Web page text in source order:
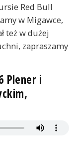
Red Bull
w Migawce,
też w dużej
zapraszamy
Plener i